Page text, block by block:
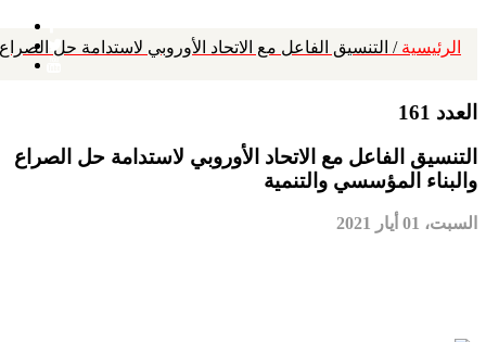
الرئيسية / التنسيق الفاعل مع الاتحاد الأوروبي لاستدامة حل
العدد 161
التنسيق الفاعل مع الاتحاد الأوروبي لاستدامة حل الصراع
والبناء المؤسسي والتنمية
السبت، 01 أيار 2021